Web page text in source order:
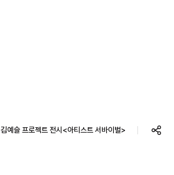
김예슬 프로젝트 전시<아티스트 서바이벌>